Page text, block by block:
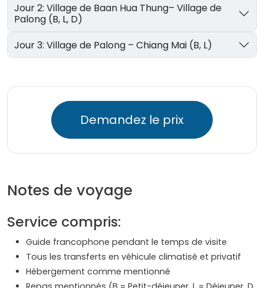
Jour 2: Village de Baan Hua Thung– Village de
Palong (B, L, D)
Jour 3: Village de Palong – Chiang Mai (B, L)
Demandez le prix
Notes de voyage
Service compris:
Guide francophone pendant le temps de visite
Tous les transferts en véhicule climatisé et privatif
Hébergement comme mentionné